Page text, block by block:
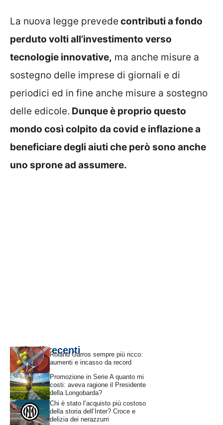
La nuova legge prevede contributi a fondo
perduto volti all’investimento verso
tecnologie innovative, ma anche misure a
sostegno delle imprese di giornali e di
periodici ed in fine anche misure a sostegno
delle edicole. Dunque è proprio questo
mondo così colpito da covid e inflazione a
beneficiare degli aiuti che però sono anche
uno sprone ad assumere.
Articoli recentiRoland Garros sempre più ricco:
aumenti e incasso da record
Promozione in Serie A quanto mi
costi: aveva ragione il Presidente
della Longobarda?
Chi è stato l’acquisto più costoso
della storia dell’Inter? Croce e
delizia dei nerazzurri